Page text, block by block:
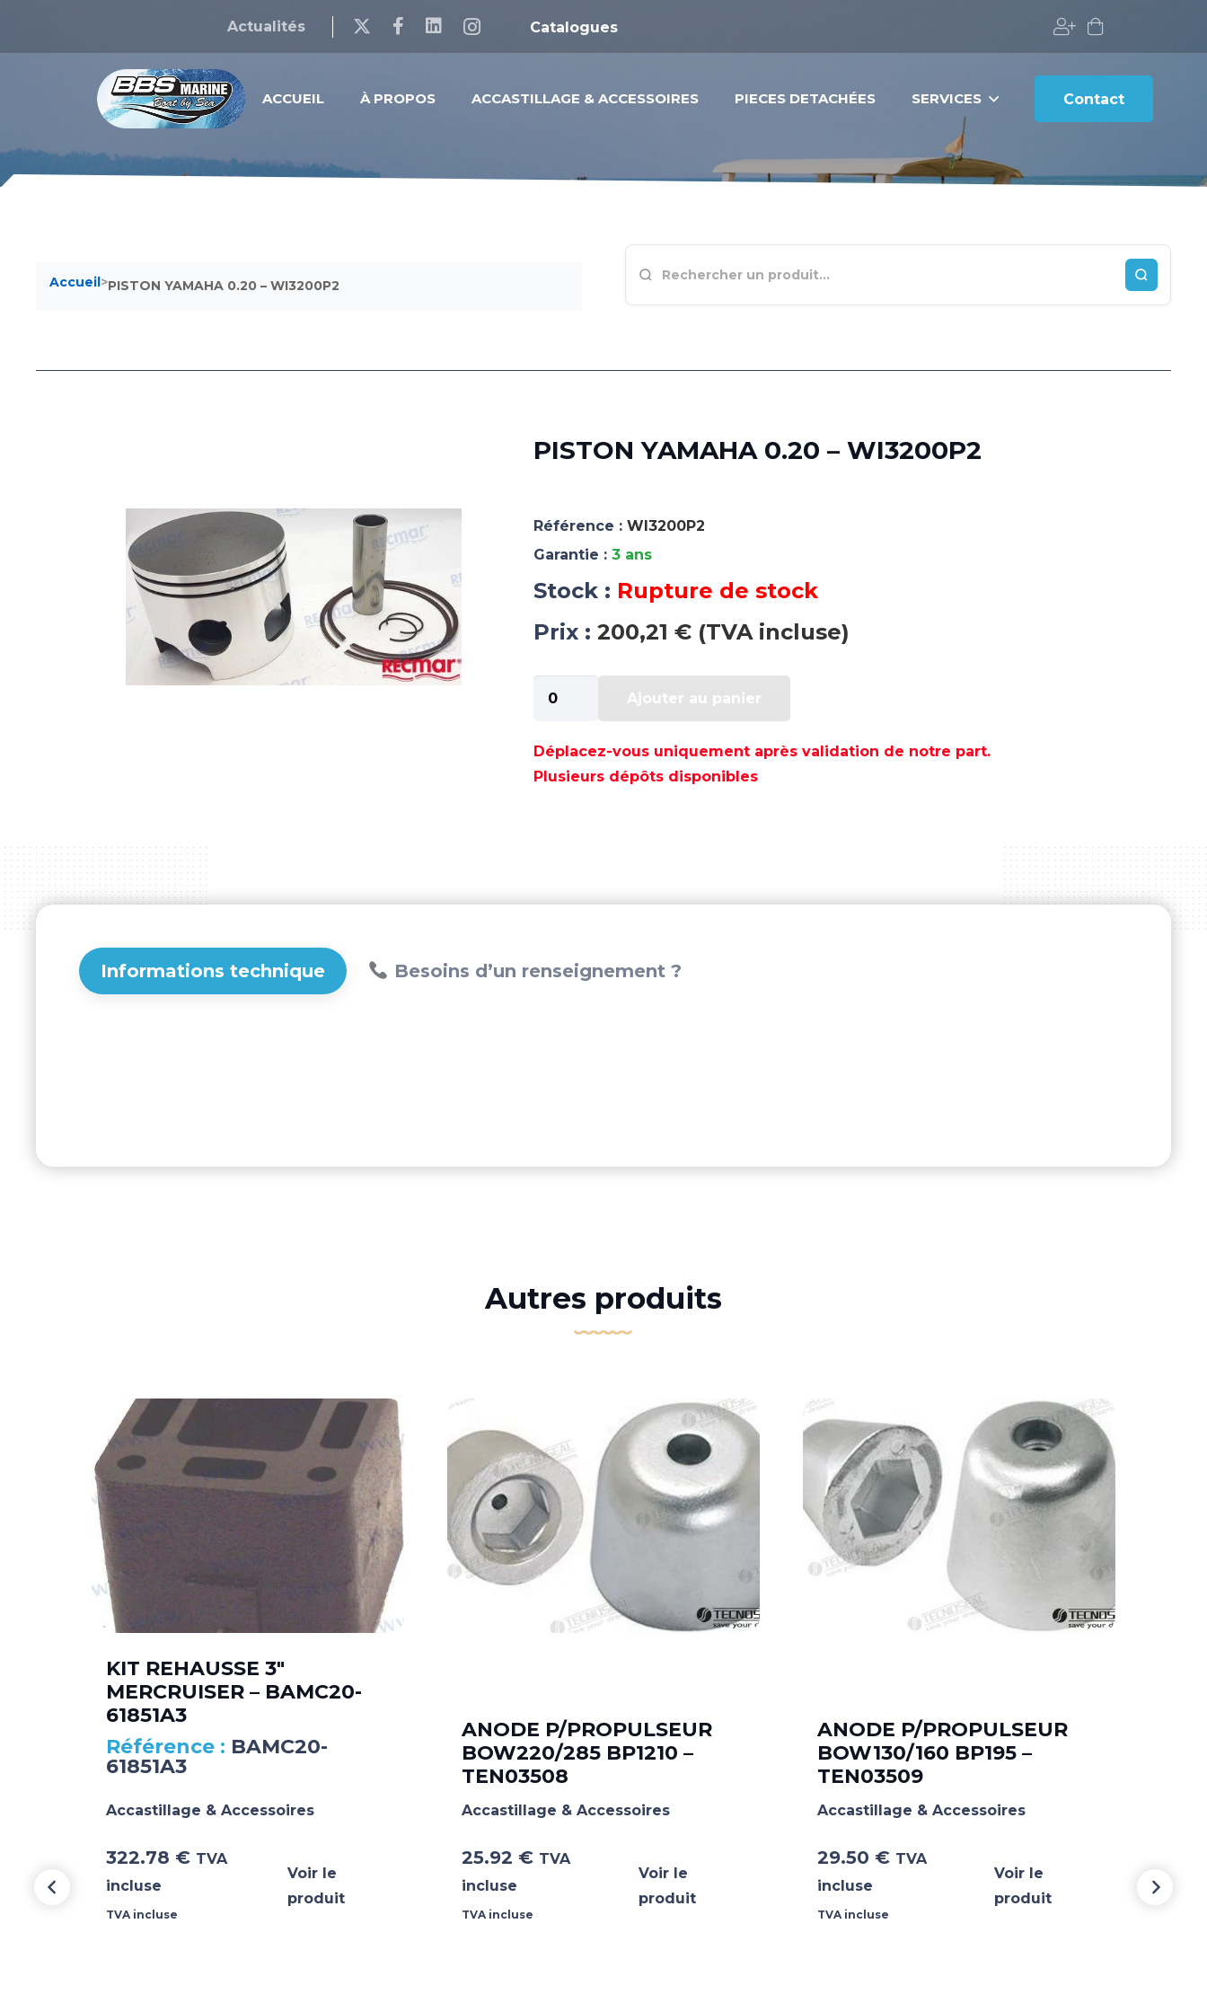
Actualités Catalogues
ACCUEIL À PROPOS ACCASTILLAGE & ACCESSOIRES PIECES DETACHÉES SERVICES Contact
Accueil>PISTON YAMAHA 0.20 – WI3200P2
PISTON YAMAHA 0.20 – WI3200P2
Référence : WI3200P2
Garantie : 3 ans
Stock : Rupture de stock
Prix : 200,21 € (TVA incluse)
de
YAMAHA
0.20
Ajouter au panier
Déplacez-vous uniquement après validation de notre part.
Plusieurs dépôts disponibles
Informations technique Besoins d’un renseignement ?
Autres produits
KIT REHAUSSE 3″
MERCRUISER – BAMC20-
61851A3
BAMC20-
61851A3
Accastillage & Accessoires
322.78 € TVA
incluse
TVA incluse
Voir le
produit
ANODE P/PROPULSEUR
BOW220/285 BP1210 –
TEN03508
Accastillage & Accessoires
25.92 € TVA
incluse
TVA incluse
Voir le
produit
ANODE P/PROPULSEUR
BOW130/160 BP195 –
TEN03509
Accastillage & Accessoires
29.50 € TVA
incluse
TVA incluse
Voir le
produit